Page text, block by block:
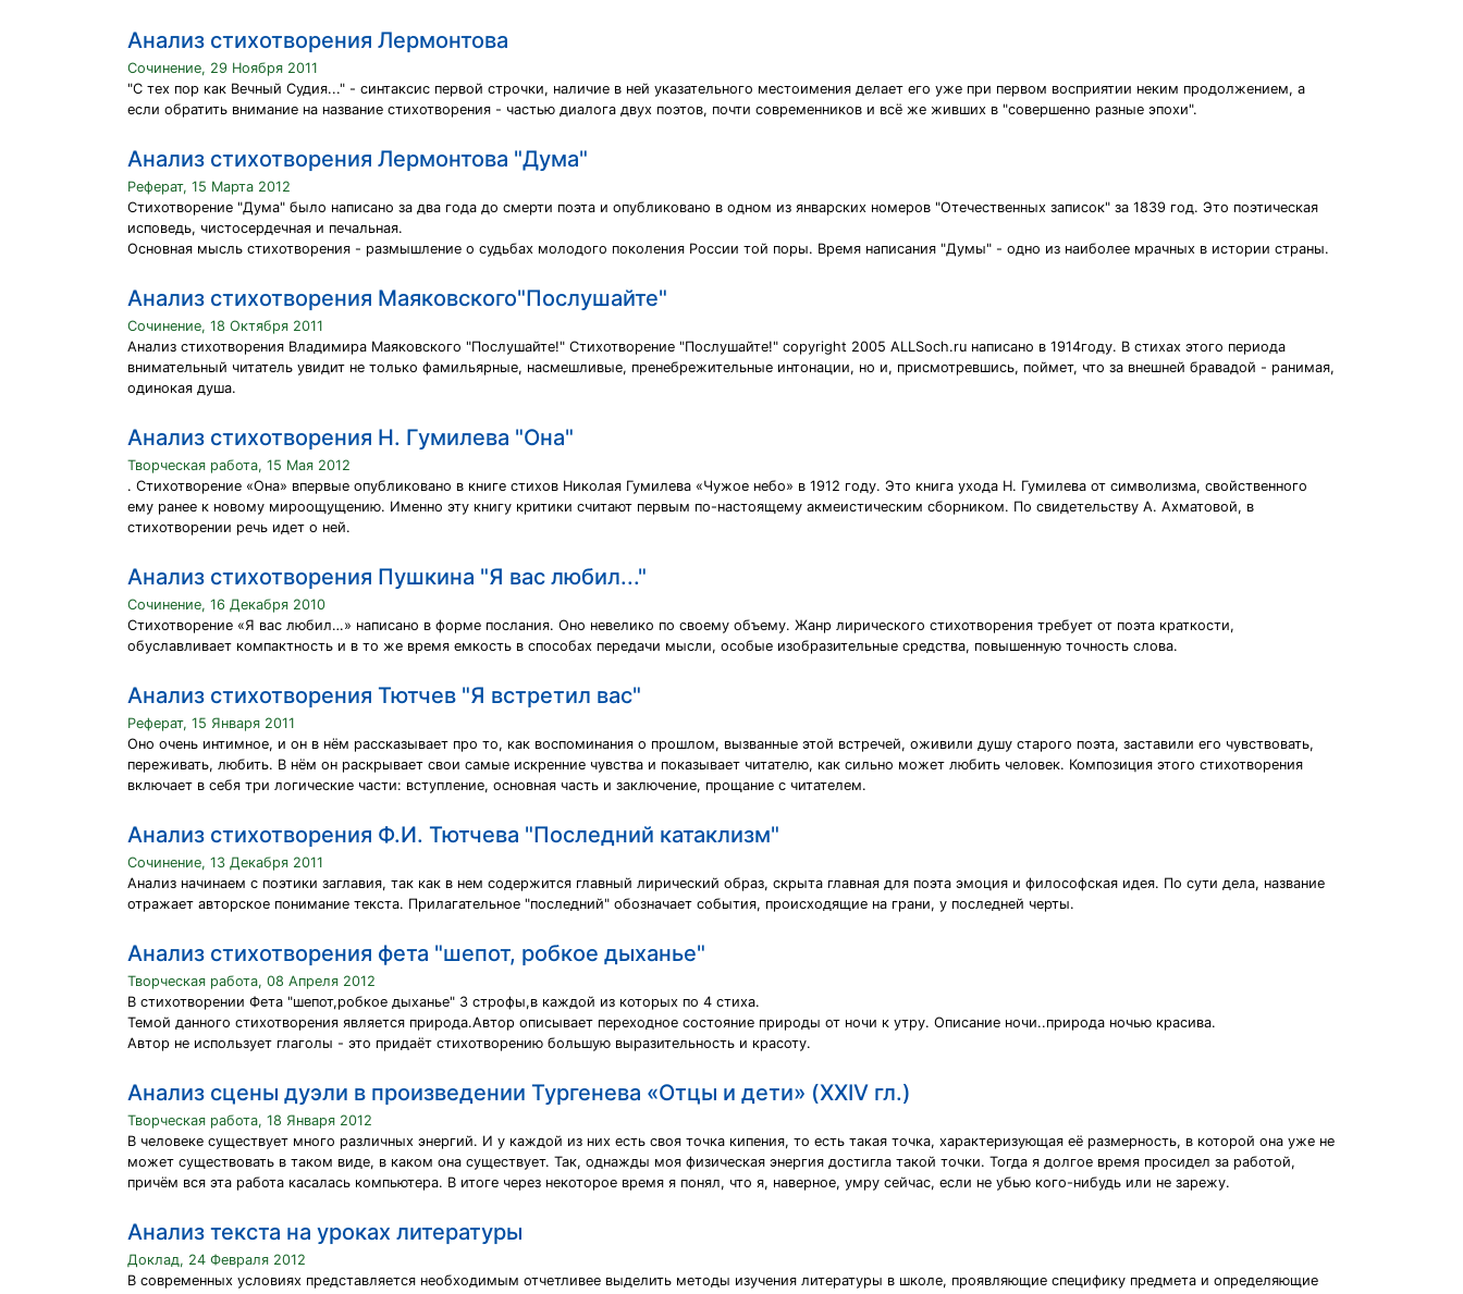
Анализ стихотворения Лермонтова
Сочинение, 29 Ноября 2011
"С тех пор как Вечный Судия..." - синтаксис первой строчки, наличие в ней указательного местоимения делает его уже при первом восприятии неким продолжением, а
если обратить внимание на название стихотворения - частью диалога двух поэтов, почти современников и всё же живших в "совершенно разные эпохи".
Анализ стихотворения Лермонтова "Дума"
Реферат, 15 Марта 2012
Стихотворение "Дума" было написано за два года до смерти поэта и опубликовано в одном из январских номеров "Отечественных записок" за 1839 год. Это поэтическая
исповедь, чистосердечная и печальная.
Основная мысль стихотворения - размышление о судьбах молодого поколения России той поры. Время написания "Думы" - одно из наиболее мрачных в истории страны.
Анализ стихотворения Маяковского"Послушайте"
Сочинение, 18 Октября 2011
Анализ стихотворения Владимира Маяковского "Послушайте!" Стихотворение "Послушайте!" copyright 2005 ALLSoch.ru написано в 1914году. В стихах этого периода
внимательный читатель увидит не только фамильярные, насмешливые, пренебрежительные интонации, но и, присмотревшись, поймет, что за внешней бравадой - ранимая,
одинокая душа.
Анализ стихотворения Н. Гумилева "Она"
Творческая работа, 15 Мая 2012
. Стихотворение «Она» впервые опубликовано в книге стихов Николая Гумилева «Чужое небо» в 1912 году. Это книга ухода Н. Гумилева от символизма, свойственного
ему ранее к новому мироощущению. Именно эту книгу критики считают первым по-настоящему акмеистическим сборником. По свидетельству А. Ахматовой, в
стихотворении речь идет о ней.
Анализ стихотворения Пушкина "Я вас любил..."
Сочинение, 16 Декабря 2010
Стихотворение «Я вас любил…» написано в форме послания. Оно невелико по своему объему. Жанр лирического стихотворения требует от поэта краткости,
обуславливает компактность и в то же время емкость в способах передачи мысли, особые изобразительные средства, повышенную точность слова.
Анализ стихотворения Тютчев "Я встретил вас"
Реферат, 15 Января 2011
Оно очень интимное, и он в нём рассказывает про то, как воспоминания о прошлом, вызванные этой встречей, оживили душу старого поэта, заставили его чувствовать,
переживать, любить. В нём он раскрывает свои самые искренние чувства и показывает читателю, как сильно может любить человек. Композиция этого стихотворения
включает в себя три логические части: вступление, основная часть и заключение, прощание с читателем.
Анализ стихотворения Ф.И. Тютчева "Последний катаклизм"
Сочинение, 13 Декабря 2011
Анализ начинаем с поэтики заглавия, так как в нем содержится главный лирический образ, скрыта главная для поэта эмоция и философская идея. По сути дела, название
отражает авторское понимание текста. Прилагательное "последний" обозначает события, происходящие на грани, у последней черты.
Анализ стихотворения фета "шепот, робкое дыханье"
Творческая работа, 08 Апреля 2012
В стихотворении Фета "шепот,робкое дыханье" 3 строфы,в каждой из которых по 4 стиха.
Темой данного стихотворения является природа.Автор описывает переходное состояние природы от ночи к утру. Описание ночи..природа ночью красива.
Автор не использует глаголы - это придаёт стихотворению большую выразительность и красоту.
Анализ сцены дуэли в произведении Тургенева «Отцы и дети» (XXIV гл.)
Творческая работа, 18 Января 2012
В человеке существует много различных энергий. И у каждой из них есть своя точка кипения, то есть такая точка, характеризующая её размерность, в которой она уже не
может существовать в таком виде, в каком она существует. Так, однажды моя физическая энергия достигла такой точки. Тогда я долгое время просидел за работой,
причём вся эта работа касалась компьютера. В итоге через некоторое время я понял, что я, наверное, умру сейчас, если не убью кого-нибудь или не зарежу.
Анализ текста на уроках литературы
Доклад, 24 Февраля 2012
В современных условиях представляется необходимым отчетливее выделить методы изучения литературы в школе, проявляющие специфику предмета и определяющие